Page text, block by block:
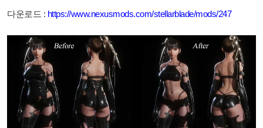
다운로드 : https://www.nexusmods.com/stellarblade/mods/247